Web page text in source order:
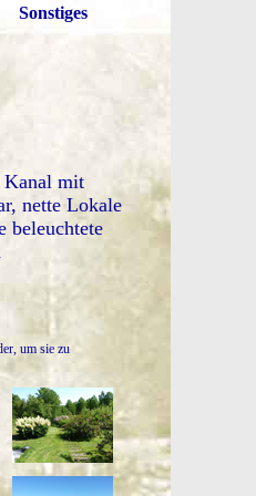
Kanal mit
nette Lokale
beleuchtete
um sie zu
Sonstiges